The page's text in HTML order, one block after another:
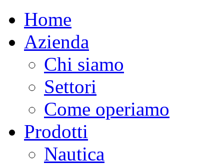
Home
Azienda
Chi siamo
Settori
Come operiamo
Prodotti
Nautica